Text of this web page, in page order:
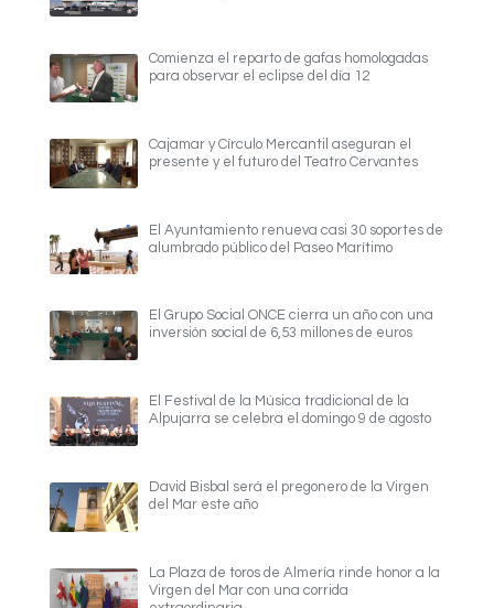
Comienza el reparto de gafas homologadas
para observar el eclipse del día 12
Cajamar y Círculo Mercantil aseguran el
presente y el futuro del Teatro Cervantes
El Ayuntamiento renueva casi 30 soportes de
alumbrado público del Paseo Marítimo
El Grupo Social ONCE cierra un año con una
inversión social de 6,53 millones de euros
El Festival de la Música tradicional de la
Alpujarra se celebra el domingo 9 de agosto
David Bisbal será el pregonero de la Virgen
del Mar este año
La Plaza de toros de Almería rinde honor a la
Virgen del Mar con una corrida